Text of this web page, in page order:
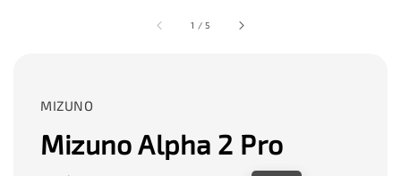
1 /5
MIZUNO
Mizuno Alpha 2 Pro